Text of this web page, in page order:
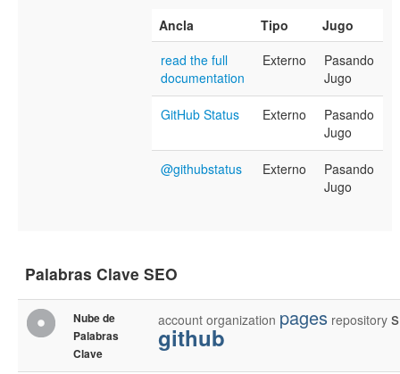
Ancla Tipo
Jugo
read the full
documentation
Externo
Pasando
Jugo
GitHub Status Externo
Pasando
Jugo
@githubstatus Externo
Pasando
Jugo
Palabras Clave SEO
Nube de
Palabras
Clave
account organization pages repository
github